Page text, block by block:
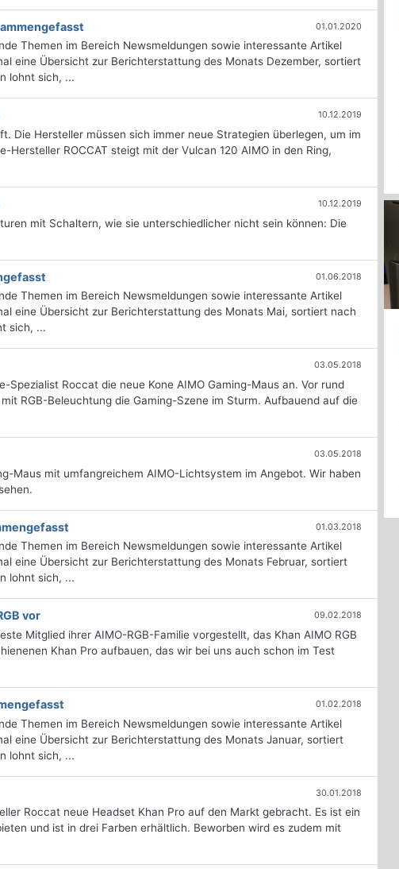
01.01.2020
Themen im Bereich Newsmeldungen sowie interessante Artikel
eine Übersicht zur Berichterstattung des Monats Dezember, sortiert
lohnt sich, ...
10.12.2019
Die Hersteller müssen sich immer neue Strategien überlegen, um im
ROCCAT steigt mit der Vulcan 120 AIMO in den Ring,
10.12.2019
mit Schaltern, wie sie unterschiedlicher nicht sein können: Die
01.06.2018
Themen im Bereich Newsmeldungen sowie interessante Artikel
eine Übersicht zur Berichterstattung des Monats Mai, sortiert nach
sich, ...
03.05.2018
Roccat die neue Kone AIMO Gaming-Maus an. Vor rund
RGB-Beleuchtung die Gaming-Szene im Sturm. Aufbauend auf die
03.05.2018
Maus mit umfangreichem AIMO-Lichtsystem im Angebot. Wir haben
01.03.2018
Themen im Bereich Newsmeldungen sowie interessante Artikel
eine Übersicht zur Berichterstattung des Monats Februar, sortiert
lohnt sich, ...
vor 09.02.2018
Mitglied ihrer AIMO-RGB-Familie vorgestellt, das Khan AIMO RGB
Khan Pro aufbauen, das wir bei uns auch schon im Test
01.02.2018
Themen im Bereich Newsmeldungen sowie interessante Artikel
eine Übersicht zur Berichterstattung des Monats Januar, sortiert
lohnt sich, ...
30.01.2018
Roccat neue Headset Khan Pro auf den Markt gebracht. Es ist ein
und ist in drei Farben erhältlich. Beworben wird es zudem mit